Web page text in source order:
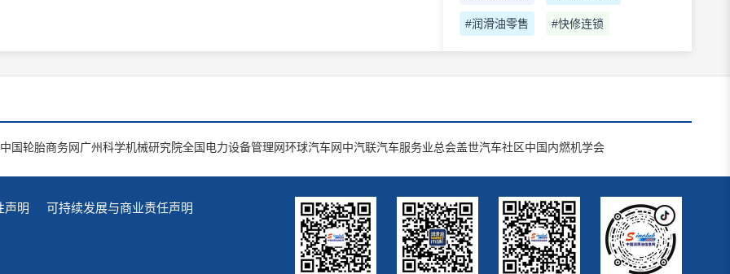
#润滑油零售 #快修连锁
中国轮胎商务网广州科学机械研究院全国电力设备管理网环球汽车网中汽联汽车服务业总会盖世汽车社区中国内燃机学会
声明 可持续发展与商业责任声明